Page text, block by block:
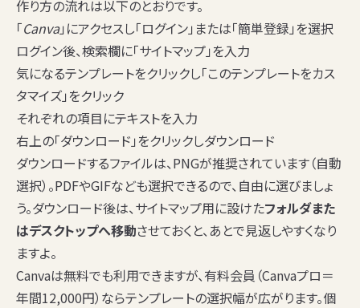
作り方の流れは以下のとおりです。
「Canva」にアクセスし「ログイン」または「簡単登録」を選択
ログイン後、検索欄に「サイトマップ」を入力
気になるテンプレートをクリックし「このテンプレートをカス
タマイズ」をクリック
それぞれの項目にテキストを入力
右上の「ダウンロード」をクリックしダウンロード
ダウンロードするファイルは、PNGが推奨されています（自動
選択）。PDFやGIFなども選択できるので、自由に選びましょ
う。ダウンロード後は、サイトマップ用に設けたフォルダまた
はデスクトップへ移動させておくと、あとで見返しやすくなり
ますよ。
Canvaは無料でも利用できますが、有料会員（Canvaプロ＝
年間12,000円）ならテンプレートの選択幅が広がります。個